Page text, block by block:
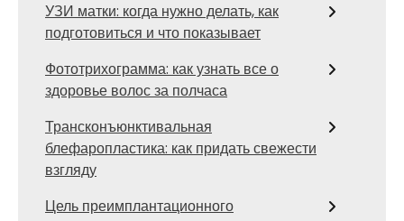
УЗИ матки: когда нужно делать, как
подготовиться и что показывает
Фототрихограмма: как узнать все о
здоровье волос за полчаса
Трансконъюнктивальная
блефаропластика: как придать свежести
взгляду
Цель преимплантационного